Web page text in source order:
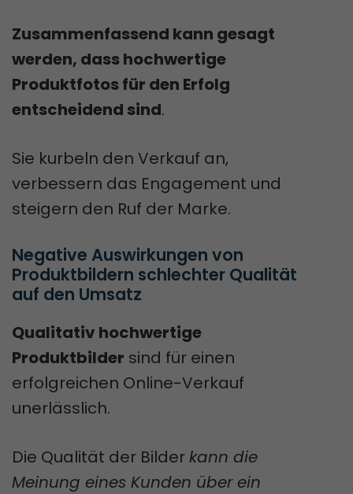
Zusammenfassend kann gesagt
werden, dass hochwertige
Produktfotos für den Erfolg
entscheidend sind.
Sie kurbeln den Verkauf an,
verbessern das Engagement und
steigern den Ruf der Marke.
Negative Auswirkungen von
Produktbildern schlechter Qualität
auf den Umsatz
Qualitativ hochwertige
Produktbilder sind für einen
erfolgreichen Online-Verkauf
unerlässlich.
Die Qualität der Bilderkann die
Meinung eines Kunden über ein